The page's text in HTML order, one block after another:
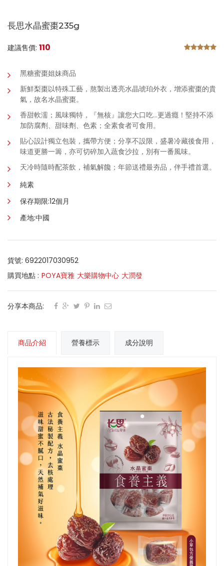
長思水晶蜜棗235g
建議售價: 110
黑糖蜜棗姐妹商品
新鮮梨棗以特殊工藝，熬製出透亮水晶琥珀外衣 ， 增添蜜棗的貴
氣 ， 故名水晶蜜棗。
香甜軟濡；風味獨特，『無核』讓您大口吃…更過癮！堅持不添
加防腐劑、甜味劑、色素；全素食者可食用。
貼心設計獨立包裝，攜帶方便；分享不設限，盛暑冷藏後食用，
味道更勝一籌，亦可切碎加入蔬食沙拉，別有一番風味。
天冷時隨時配茶飲，補氣解饞；年節送禮最夯品，伴手禮首選。
純素
保存期限:12個月
產地:中國
貨號: 6922017030952
購買地點 : POYA寶雅 大樂購物中心 大潤發
分享本商品:
商品介紹 營養標示 成分說明